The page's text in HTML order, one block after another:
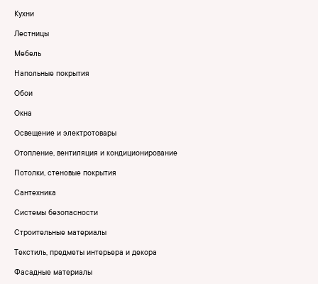
Кухни
Лестницы
Мебель
Напольные покрытия
Обои
Окна
Освещение и электротовары
Отопление, вентиляция и кондиционирование
Потолки, стеновые покрытия
Сантехника
Системы безопасности
Строительные материалы
Текстиль, предметы интерьера и декора
Фасадные материалы